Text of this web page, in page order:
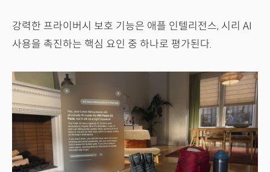
강력한 프라이버시 보호 기능은 애플 인텔리전스, 시리 AI
사용을 촉진하는 핵심 요인 중 하나로 평가된다.